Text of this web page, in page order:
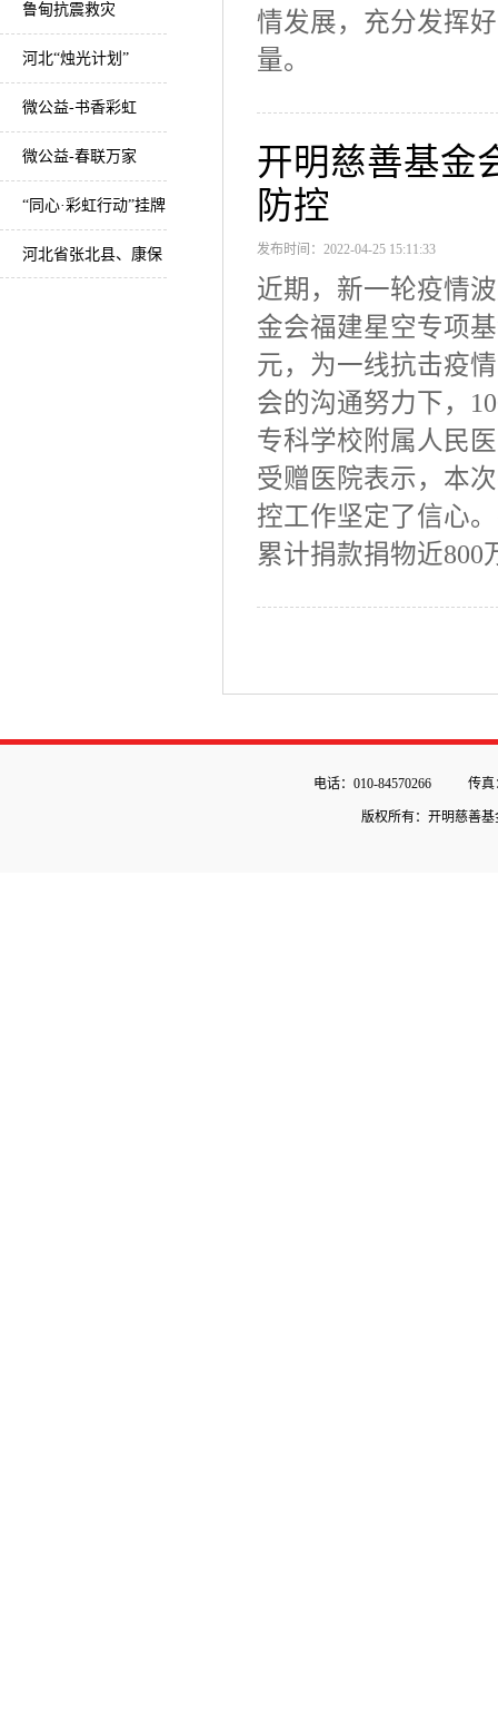
美丽乡村马拉松项目
鲁甸抗震救灾
河北“烛光计划”
微公益-书香彩虹
微公益-春联万家
“同心·彩虹行动”挂牌
督战乡村教师培训
河北省张北县、康保
情发展，充分发挥
量。
开明慈善基金
防控
发布时间：2022-04-25 15:11:33
近期，新一轮疫情
金会福建星空专项
元，为一线抗击疫
会的沟通努力下，
专科学校附属人民
受赠医院表示，本
控工作坚定了信心
累计捐款捐物近800
电话：010-84570266 传真
版权所有：开明慈善基